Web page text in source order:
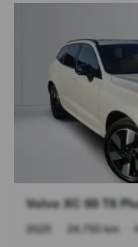
Volvo XC 60 T6
2025 24.750 km